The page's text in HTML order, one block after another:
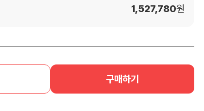
1,527,780원
구매하기